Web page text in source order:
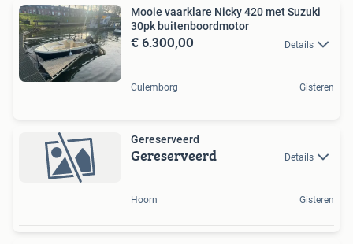
Mooie vaarklare Nicky 420 met Suzuki
30pk buitenboordmotor
€ 6.300,00 Details
Culemborg Gisteren
Gereserveerd
Gereserveerd Details
Hoorn Gisteren